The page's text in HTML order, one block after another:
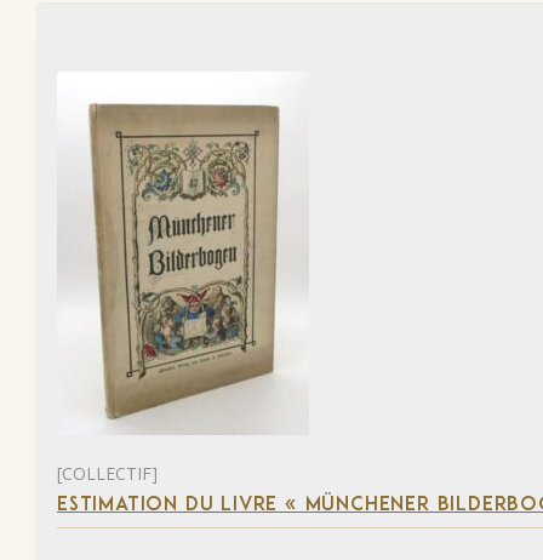
[COLLECTIF]
ESTIMATION DU LIVRE « MÜNCHENER